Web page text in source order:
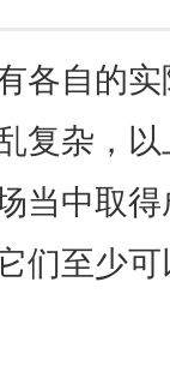
各自的
复杂，
当中取
们至少